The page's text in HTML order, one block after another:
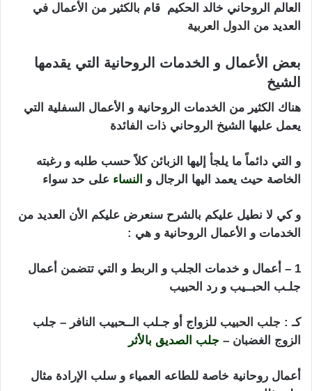
العالم الروحاني خالد الحكيم قام بالكثير من الأعمال في
العديد من الدول العربية
بعض الأعمال و الخدمات الروحانية التي يقدمها
الشيخ
هناك الكثير من الخدمات الروحانية و الأعمال السفلية التي
يعمل عليها الشيخ الروحاني ذات الفائدة
و التي دائماً ما يلجأ إليها الزبائن كلاً حسب طلبه و رغبته
الخاصة حيث يعمد اليها الرجال و النساء على حد سواء
و كي لا نطيل عليكم بالشرح سنعرض عليكم الأن العديد من
الخدمات و الأعمال الروحانية و هي :
1 – أعمال و خدمات الجلب و الربط و التي تتضمن أعمال
جلـب الحبــيب و رد الحبيب
كـ : جلب الحبيب للزواج أو جـلب الــحبيب النافر – جلب
الزوج الغضبان – جلب الصديق بالأثر
أعمال روحانية خاصة للطاعه العمياء و سلب الإرادة مثال